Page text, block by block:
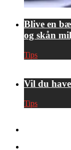
Blive en
og skån
Tips
Vil du
Tips